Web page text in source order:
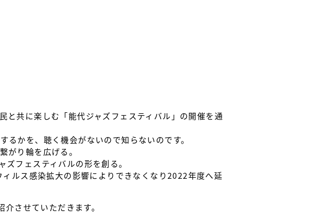
と共に楽しむ「能代ジャズフェスティバル」の開催を通
かを、聴く機会がないので知らないのです。
がり輪を広げる。
フェスティバルの形を創る。
ルス感染拡大の影響によりできなくなり2022年度へ延
させていただきます。